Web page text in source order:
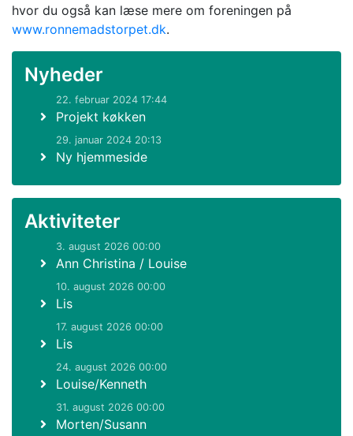
hvor du også kan læse mere om foreningen på
www.ronnemadstorpet.dk.
Nyheder
22. februar 2024 17:44
Projekt køkken
29. januar 2024 20:13
Ny hjemmeside
Aktiviteter
3. august 2026 00:00
Ann Christina / Louise
10. august 2026 00:00
Lis
17. august 2026 00:00
Lis
24. august 2026 00:00
Louise/Kenneth
31. august 2026 00:00
Morten/Susann